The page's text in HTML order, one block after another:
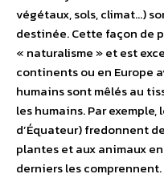
végétaux, sols, climat…)
destinée. Cette façon de
« naturalisme » et est
continents ou en Europe
humains sont mêlés au
les humains. Par
d’Équateur) fredonnent
plantes et aux animaux
derniers les comprennent.